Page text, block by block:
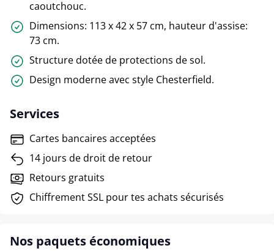
caoutchouc.
Dimensions: 113 x 42 x 57 cm, hauteur d'assise:
73 cm.
Structure dotée de protections de sol.
Design moderne avec style Chesterfield.
Services
Cartes bancaires acceptées
14 jours de droit de retour
Retours gratuits
Chiffrement SSL pour tes achats sécurisés
Nos paquets économiques